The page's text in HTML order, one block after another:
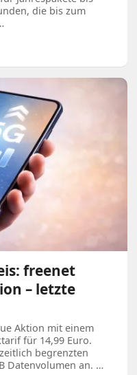
die bis zum
freenet
– letzte
Aktion mit einem
für 14,99 Euro.
begrenzten
Datenvolumen an. …